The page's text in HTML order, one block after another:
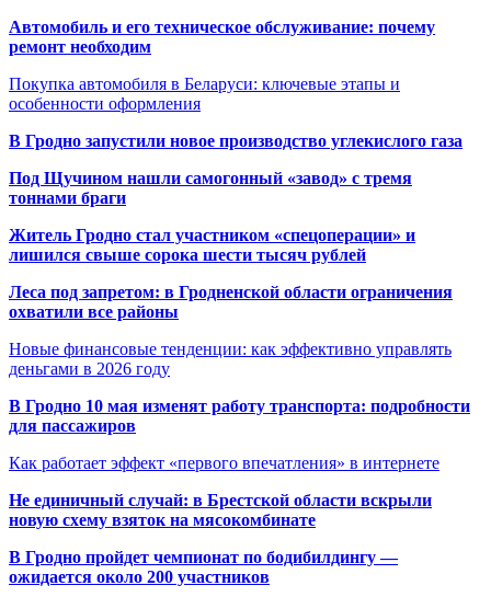
Автомобиль и его техническое обслуживание: почему
ремонт необходим
Покупка автомобиля в Беларуси: ключевые этапы и
особенности оформления
В Гродно запустили новое производство углекислого газа
Под Щучином нашли самогонный «завод» с тремя
тоннами браги
Житель Гродно стал участником «спецоперации» и
лишился свыше сорока шести тысяч рублей
Леса под запретом: в Гродненской области ограничения
охватили все районы
Новые финансовые тенденции: как эффективно управлять
деньгами в 2026 году
В Гродно 10 мая изменят работу транспорта: подробности
для пассажиров
Как работает эффект «первого впечатления» в интернете
Не единичный случай: в Брестской области вскрыли
новую схему взяток на мясокомбинате
В Гродно пройдет чемпионат по бодибилдингу —
ожидается около 200 участников